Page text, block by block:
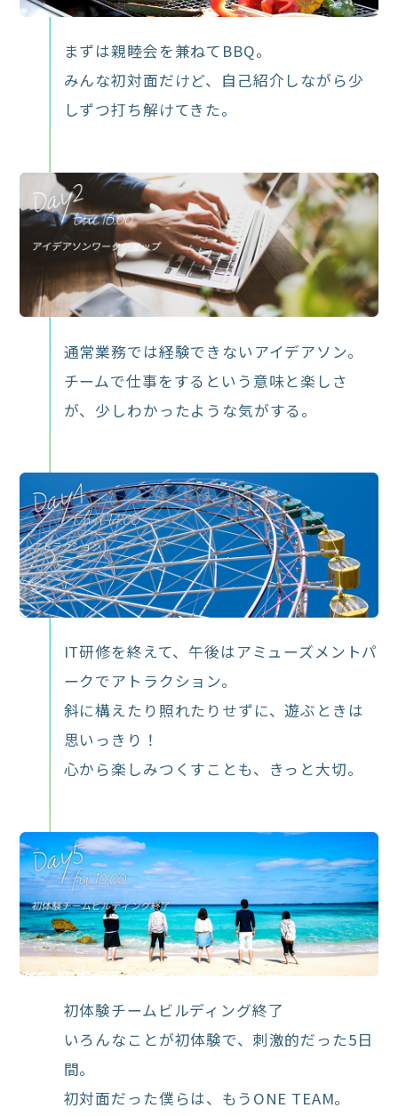
まずは親睦会を兼ねてBBQ。
みんな初対面だけど、自己紹介しながら少
しずつ打ち解けてきた。
通常業務では経験できないアイデアソン。
チームで仕事をするという意味と楽しさ
が、少しわかったような気がする。
IT研修を終えて、午後はアミューズメントパ
ークでアトラクション。
斜に構えたり照れたりせずに、遊ぶときは
思いっきり！
心から楽しみつくすことも、きっと大切。
初体験チームビルディング終了
いろんなことが初体験で、刺激的だった5日
間。
初対面だった僕らは、もうONE TEAM。